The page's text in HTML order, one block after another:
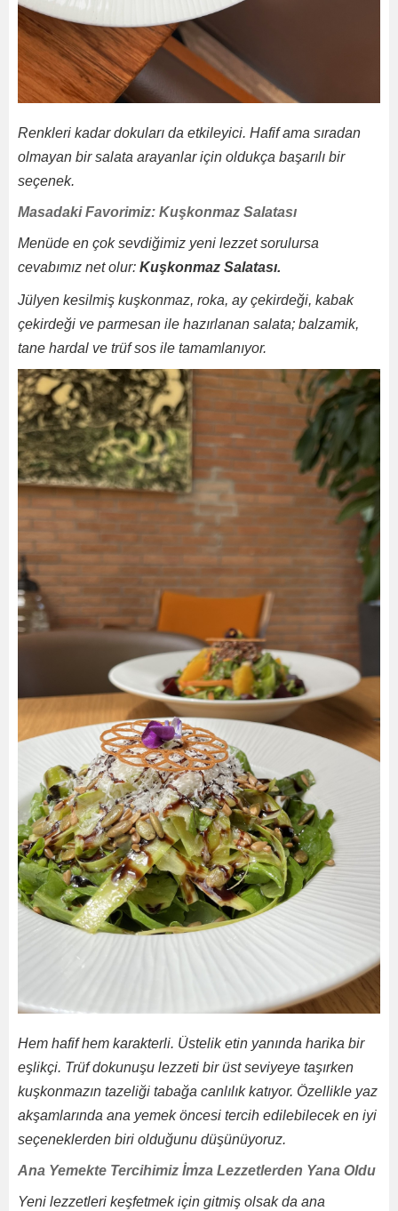
Renkleri kadar dokuları da etkileyici. Hafif ama sıradan
olmayan bir salata arayanlar için oldukça başarılı bir
seçenek.
Masadaki Favorimiz: Kuşkonmaz Salatası
Menüde en çok sevdiğimiz yeni lezzet sorulursa
cevabımız net olur: Kuşkonmaz Salatası.
Jülyen kesilmiş kuşkonmaz, roka, ay çekirdeği, kabak
çekirdeği ve parmesan ile hazırlanan salata; balzamik,
tane hardal ve trüf sos ile tamamlanıyor.
Hem hafif hem karakterli. Üstelik etin yanında harika bir
eşlikçi. Trüf dokunuşu lezzeti bir üst seviyeye taşırken
kuşkonmazın tazeliği tabağa canlılık katıyor. Özellikle yaz
akşamlarında ana yemek öncesi tercih edilebilecek en iyi
seçeneklerden biri olduğunu düşünüyoruz.
Ana Yemekte Tercihimiz İmza Lezzetlerden Yana Oldu
Yeni lezzetleri keşfetmek için gitmiş olsak da ana